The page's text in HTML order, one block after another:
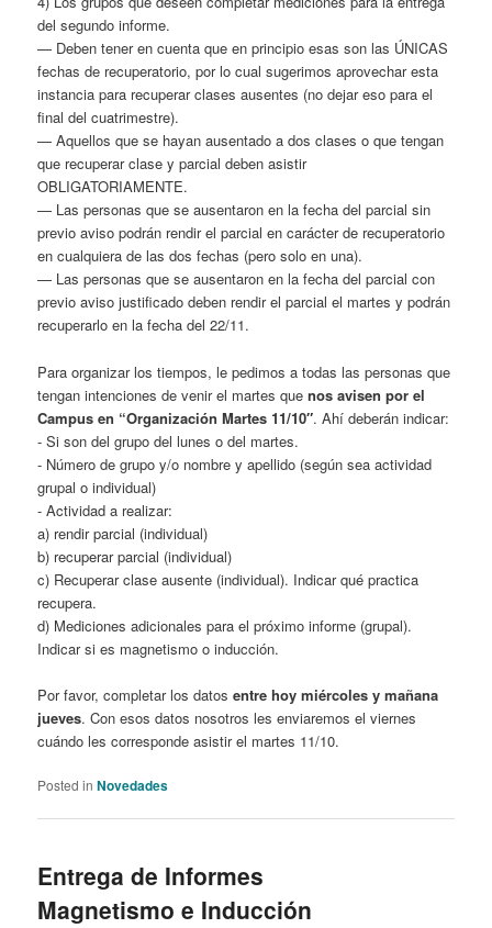
del segundo informe.
— Deben tener en cuenta que en principio esas son las ÚNICAS
fechas de recuperatorio, por lo cual sugerimos aprovechar esta
instancia para recuperar clases ausentes (no dejar eso para el
final del cuatrimestre).
— Aquellos que se hayan ausentado a dos clases o que tengan
que recuperar clase y parcial deben asistir
OBLIGATORIAMENTE.
— Las personas que se ausentaron en la fecha del parcial sin
previo aviso podrán rendir el parcial en carácter de recuperatorio
en cualquiera de las dos fechas (pero solo en una).
— Las personas que se ausentaron en la fecha del parcial con
previo aviso justificado deben rendir el parcial el martes y podrán
recuperarlo en la fecha del 22/11.
Para organizar los tiempos, le pedimos a todas las personas que
tengan intenciones de venir el martes quenos avisen por el
Campus en “Organización Martes 11/10″. Ahí deberán indicar:
- Si son del grupo del lunes o del martes.
- Número de grupo y/o nombre y apellido (según sea actividad
grupal o individual)
- Actividad a realizar:
a) rendir parcial (individual)
b) recuperar parcial (individual)
c) Recuperar clase ausente (individual). Indicar qué practica
recupera.
d) Mediciones adicionales para el próximo informe (grupal).
Indicar si es magnetismo o inducción.
Por favor, completar los datosentre hoy miércoles y mañana
jueves. Con esos datos nosotros les enviaremos el viernes
cuándo les corresponde asistir el martes 11/10.
Posted in Novedades
Entrega de Informes
Magnetismo e Inducción